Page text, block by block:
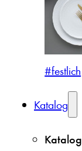
#festlich
Katalog
Katalog